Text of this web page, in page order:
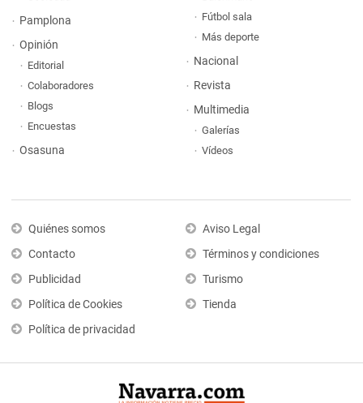
Pamplona
Opinión
Editorial
Colaboradores
Blogs
Encuestas
Osasuna
Fútbol sala
Más deporte
Nacional
Revista
Multimedia
Galerías
Vídeos
Quiénes somos
Contacto
Publicidad
Política de Cookies
Política de privacidad
Aviso Legal
Términos y condiciones
Turismo
Tienda